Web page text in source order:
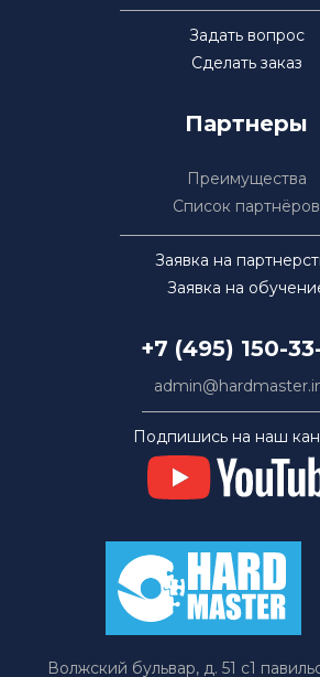
Задать вопрос
Сделать заказ
Партнеры
Преимущества
Список партнёров
Заявка на
Заявка на
+7 (495) 150-
Подпишись на наш
Волжский бульвар, д. 51 с1